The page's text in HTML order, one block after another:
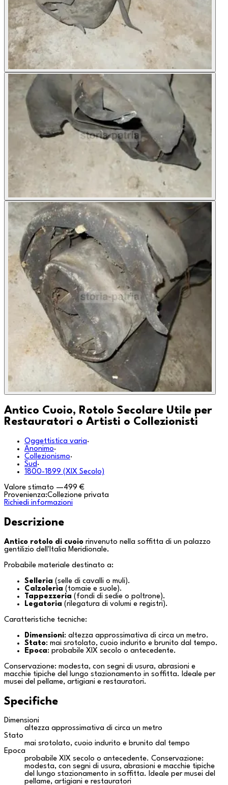
Antico Cuoio, Rotolo Secolare Utile per
Restauratori o Artisti o Collezionisti
Oggettistica varia·
Anonimo·
Collezionismo·
Sud ·
1800-1899 (XIX Secolo)
Valore stimato —499 €
Provenienza:Collezione privata
Richiedi informazioni
Descrizione
Antico rotolo di cuoio rinvenuto nella soffitta di un palazzo
gentilizio dell' Italia Meridionale.
Probabile materiale destinato a:
Selleria (selle di cavalli o muli).
Calzoleria (tomaie e suole).
Tappezzeria (fondi di sedie o poltrone).
Legatoria (rilegatura di volumi e registri).
Caratteristiche tecniche:
Dimensioni: altezza approssimativa di circa un metro.
Stato: mai srotolato, cuoio indurito e brunito dal tempo.
Epoca: probabile XIX secolo o antecedente.
Conservazione: modesta, con segni di usura, abrasioni e
macchie tipiche del lungo stazionamento in soffitta. Ideale per
musei del pellame, artigiani e restauratori.
Specifiche
Dimensioni
altezza approssimativa di circa un metro
Stato
mai srotolato, cuoio indurito e brunito dal tempo
Epoca
probabile XIX secolo o antecedente. Conservazione:
modesta, con segni di usura, abrasioni e macchie tipiche
del lungo stazionamento in soffitta. Ideale per musei del
pellame, artigiani e restauratori